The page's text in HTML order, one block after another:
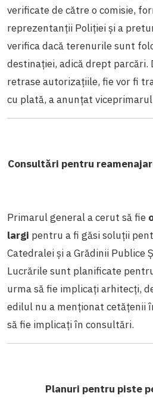
verificate de către o comisie,
reprezentanții Poliției și a
verifica dacă terenurile sunt
destinației, adică drept parcări.
retrase autorizațiile, fie vor fi
cu plată, a anunțat
Consultări pentru
Primarul general a cerut să fie
largi pentru a fi găsi soluții
Catedralei și a Grădinii Publice
Lucrările sunt planificate
urma să fie implicați arhitecți,
edilul nu a menționat cetățenii
să fie implicați în consultări.
Planuri pentru piste